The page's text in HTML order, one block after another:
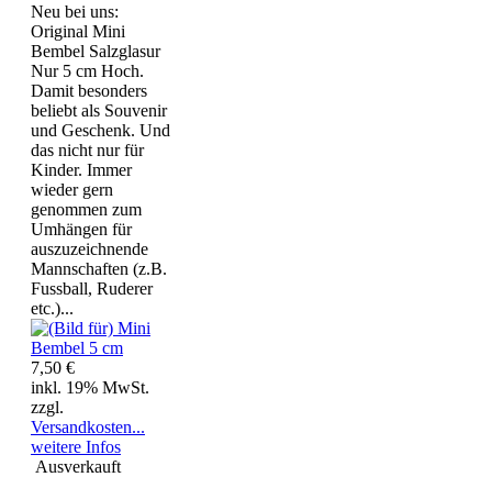
Neu bei uns:
Original Mini
Bembel Salzglasur
Nur 5 cm Hoch.
Damit besonders
beliebt als Souvenir
und Geschenk. Und
das nicht nur für
Kinder. Immer
wieder gern
genommen zum
Umhängen für
auszuzeichnende
Mannschaften (z.B.
Fussball, Ruderer
etc.)...
7,50 €
inkl. 19% MwSt.
zzgl.
Versandkosten...
weitere Infos
Ausverkauft